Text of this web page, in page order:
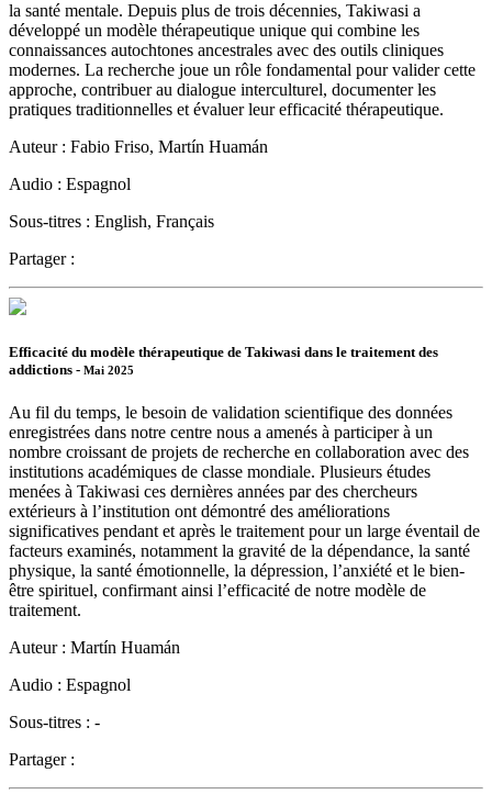
la santé mentale. Depuis plus de trois décennies, Takiwasi a
développé un modèle thérapeutique unique qui combine les
connaissances autochtones ancestrales avec des outils cliniques
modernes. La recherche joue un rôle fondamental pour valider cette
approche, contribuer au dialogue interculturel, documenter les
pratiques traditionnelles et évaluer leur efficacité thérapeutique.
Auteur : Fabio Friso, Martín Huamán
Audio : Espagnol
Sous-titres : English, Français
Partager :
Efficacité du modèle thérapeutique de Takiwasi dans le traitement des
addictions - Mai 2025
Au fil du temps, le besoin de validation scientifique des données
enregistrées dans notre centre nous a amenés à participer à un
nombre croissant de projets de recherche en collaboration avec des
institutions académiques de classe mondiale. Plusieurs études
menées à Takiwasi ces dernières années par des chercheurs
extérieurs à l’institution ont démontré des améliorations
significatives pendant et après le traitement pour un large éventail de
facteurs examinés, notamment la gravité de la dépendance, la santé
physique, la santé émotionnelle, la dépression, l’anxiété et le bien-
être spirituel, confirmant ainsi l’efficacité de notre modèle de
traitement.
Auteur : Martín Huamán
Audio : Espagnol
Sous-titres : -
Partager :